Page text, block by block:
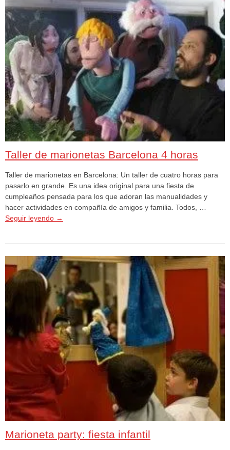
Taller de marionetas Barcelona 4 horas
Taller de marionetas en Barcelona: Un taller de cuatro horas para
pasarlo en grande. Es una idea original para una fiesta de
cumpleaños pensada para los que adoran las manualidades y
hacer actividades en compañía de amigos y familia. Todos, …
Seguir leyendo →
Marioneta party: fiesta infantil